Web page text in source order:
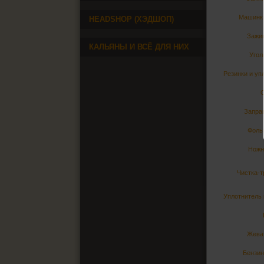
Резинки и
Чистка-
Уплотнитель
HEADSHOP (ХЭДШОП)
КАЛЬЯНЫ И ВСЁ ДЛЯ НИХ